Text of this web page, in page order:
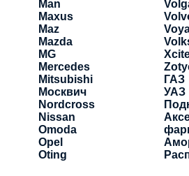
Man
Maxus
Maz
Mazda
MG
Mercedes
Mitsubishi
Москвич
Nordcross
Nissan
Omoda
Opel
Oting
ГАЗ
УАЗ